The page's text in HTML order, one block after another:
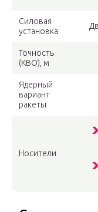
Силовая
установка
Точность
(КВО), м
Ядерный
вариант
ракеты
Носители